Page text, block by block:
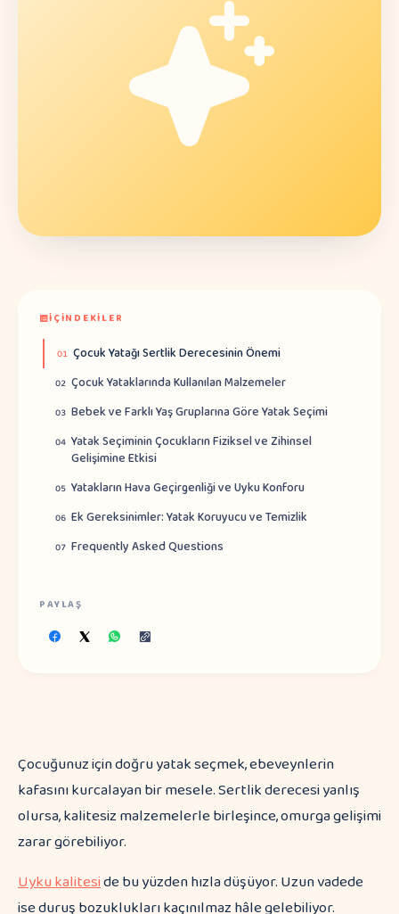
İÇINDEKILER
01 Çocuk Yatağı Sertlik Derecesinin Önemi
02 Çocuk Yataklarında Kullanılan Malzemeler
03 Bebek ve Farklı Yaş Gruplarına Göre Yatak Seçimi
04 Yatak Seçiminin Çocukların Fiziksel ve Zihinsel
Gelişimine Etkisi
05 Yatakların Hava Geçirgenliği ve Uyku Konforu
06 Ek Gereksinimler: Yatak Koruyucu ve Temizlik
07 Frequently Asked Questions
PAYLAŞ
Çocuğunuz için doğru yatak seçmek, ebeveynlerin
kafasını kurcalayan bir mesele. Sertlik derecesi yanlış
olursa, kalitesiz malzemelerle birleşince, omurga gelişimi
zarar görebiliyor.
Uyku kaliteside bu yüzden hızla düşüyor. Uzun vadede
ise duruş bozuklukları kaçınılmaz hâle gelebiliyor.